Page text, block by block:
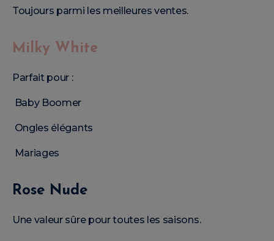
Toujours parmi les meilleures ventes.
Milky White
Parfait pour :
Baby Boomer
Ongles élégants
Mariages
Rose Nude
Une valeur sûre pour toutes les saisons.